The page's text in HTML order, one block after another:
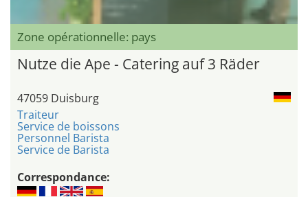
Zone opérationnelle: pays
Nutze die Ape - Catering auf 3 Räder
47059 Duisburg
Traiteur
Service de boissons
Personnel Barista
Service de Barista
Correspondance: